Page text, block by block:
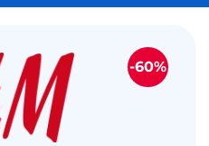
-60%